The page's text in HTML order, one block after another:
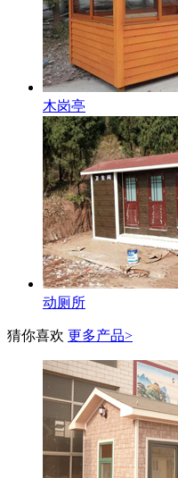
木岗亭
动厕所
猜你喜欢 更多产品>